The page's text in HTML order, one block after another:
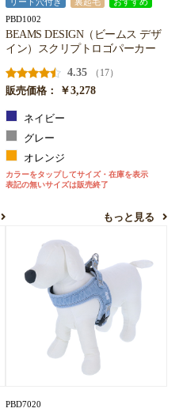
リード穴付き 裏起毛 おすすめ
PBD1002
BEAMS DESIGN（ビームス デザ
イン）スクリプトロゴパーカー
4.35
（17）
販売価格：
￥3,278
ネイビー
グレー
オレンジ
カラーをタップしてサイズ・在庫を表示
表記の無いサイズは販売終了
もっと見る
PBD7020